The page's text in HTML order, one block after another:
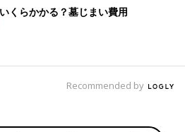
くらかかる？墓じまい費用
Recommended by